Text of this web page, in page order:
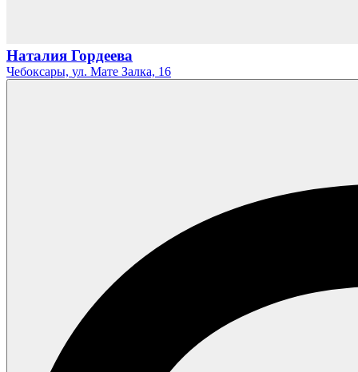
Наталия Гордеева
Чебоксары, ул. Мате Залка, 16